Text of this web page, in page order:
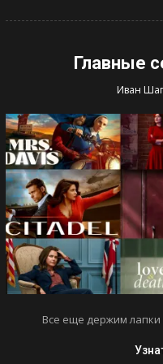
Главные
Иван
Все еще держим лапки